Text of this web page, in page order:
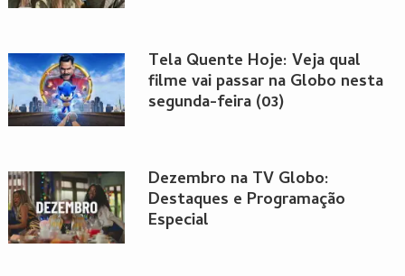
Tela Quente Hoje: Veja qual
filme vai passar na Globo nesta
segunda-feira (03)
Dezembro na TV Globo:
Destaques e Programação
Especial